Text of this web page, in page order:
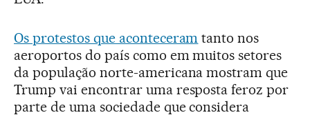
Os protestos que aconteceram tanto nos
aeroportos do país como em muitos setores
da população norte-americana mostram que
Trump vai encontrar uma resposta feroz por
parte de uma sociedade que considera